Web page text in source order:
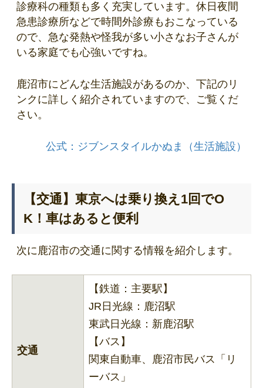
診療科の種類も多く充実しています。休日夜間
急患診療所などで時間外診療もおこなっている
ので、急な発熱や怪我が多い小さなお子さんが
いる家庭でも心強いですね。
鹿沼市にどんな生活施設があるのか、下記のリ
ンクに詳しく紹介されていますので、ご覧くだ
さい。
公式：ジブンスタイルかぬま（生活施設）
【交通】東京へは乗り換え1回でO
K！車はあると便利
次に鹿沼市の交通に関する情報を紹介します。
交通
【鉄道：主要駅】
JR日光線：鹿沼駅
東武日光線：新鹿沼駅
【バス】
関東自動車、鹿沼市民バス「リ
ーバス」